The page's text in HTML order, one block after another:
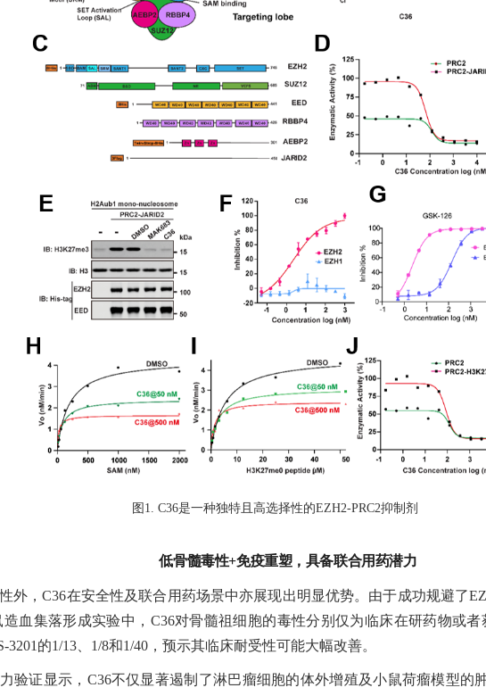
图 1. C36是一种独特且高选择性的EZH2-PRC2抑制剂
低骨髓毒性+免疫重塑，具备联合用药潜力
外，C36在安全性及联合用药场景中亦展现出明显优势。由于成功规避了
造血集落形成实验中，C36对骨髓祖细胞的毒性分别仅为临床在研药物或者
3201的1/13、1/8和1/40，预示其临床耐受性可能大幅改善。
验证显示， C36不仅显著遏制了淋巴瘤细胞的体外增殖及小鼠荷瘤模型的